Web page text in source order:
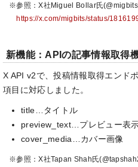
※参照：X社Miguel Bollar氏
https://x.com/migbits/status/
新機能：APIの記事情報取得
X API v2で、投稿情報取得エンド
項目に対応しました。
title…タイトル
preview_text…プレビュー表
cover_media…カバー画像
※参照：X社Tapan Shah氏